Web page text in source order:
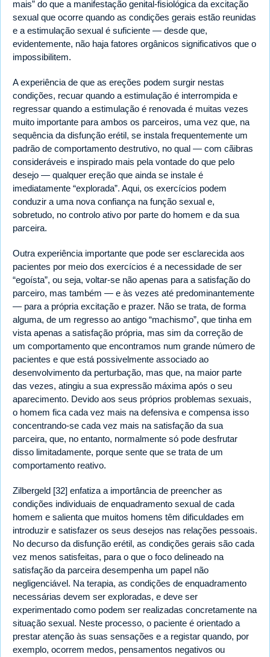
mais” do que a manifestação genital-fisiológica da excitação
sexual que ocorre quando as condições gerais estão reunidas
e a estimulação sexual é suficiente — desde que,
evidentemente, não haja fatores orgânicos significativos que o
impossibilitem.
A experiência de que as ereções podem surgir nestas
condições, recuar quando a estimulação é interrompida e
regressar quando a estimulação é renovada é muitas vezes
muito importante para ambos os parceiros, uma vez que, na
sequência da disfunção erétil, se instala frequentemente um
padrão de comportamento destrutivo, no qual — com cãibras
consideráveis e inspirado mais pela vontade do que pelo
desejo — qualquer ereção que ainda se instale é
imediatamente “explorada”. Aqui, os exercícios podem
conduzir a uma nova confiança na função sexual e,
sobretudo, no controlo ativo por parte do homem e da sua
parceira.
Outra experiência importante que pode ser esclarecida aos
pacientes por meio dos exercícios é a necessidade de ser
“egoísta”, ou seja, voltar-se não apenas para a satisfação do
parceiro, mas também — e às vezes até predominantemente
— para a própria excitação e prazer. Não se trata, de forma
alguma, de um regresso ao antigo “machismo”, que tinha em
vista apenas a satisfação própria, mas sim da correção de
um comportamento que encontramos num grande número de
pacientes e que está possivelmente associado ao
desenvolvimento da perturbação, mas que, na maior parte
das vezes, atingiu a sua expressão máxima após o seu
aparecimento. Devido aos seus próprios problemas sexuais,
o homem fica cada vez mais na defensiva e compensa isso
concentrando-se cada vez mais na satisfação da sua
parceira, que, no entanto, normalmente só pode desfrutar
disso limitadamente, porque sente que se trata de um
comportamento reativo.
Zilbergeld [32] enfatiza a importância de preencher as
condições individuais de enquadramento sexual de cada
homem e salienta que muitos homens têm dificuldades em
introduzir e satisfazer os seus desejos nas relações pessoais.
No decurso da disfunção erétil, as condições gerais são cada
vez menos satisfeitas, para o que o foco delineado na
satisfação da parceira desempenha um papel não
negligenciável. Na terapia, as condições de enquadramento
necessárias devem ser exploradas, e deve ser
experimentado como podem ser realizadas concretamente na
situação sexual. Neste processo, o paciente é orientado a
prestar atenção às suas sensações e a registar quando, por
exemplo, ocorrem medos, pensamentos negativos ou